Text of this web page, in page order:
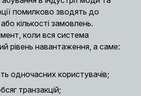
помилково зводять до
кількості замовлень.
коли вся система
рівень навантаження, а саме:
одночасних користувачів;
транзакцій;